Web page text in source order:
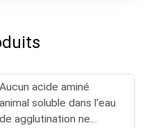
Aucun acide aminé
animal soluble dans l'eau
de agglutination ne